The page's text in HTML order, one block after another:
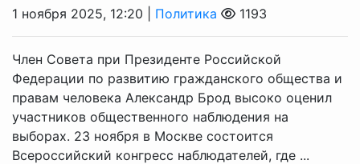
1 ноября 2025, 12:20 | Политика 1193
Член Совета при Президенте Российской
Федерации по развитию гражданского общества и
правам человека Александр Брод высоко оценил
участников общественного наблюдения на
выборах. 23 ноября в Москве состоится
Всероссийский конгресс наблюдателей, где ...